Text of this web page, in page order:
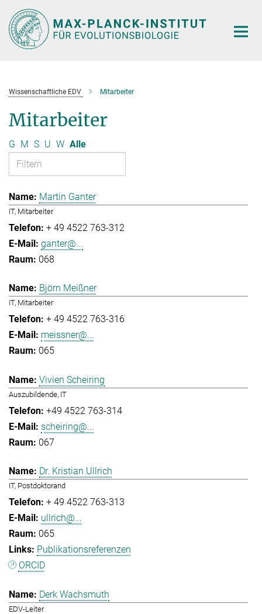
Hauptinhalt
Wissenschaftliche EDV Mitarbeiter
Mitarbeiter
G M S U W Alle
Martin Ganter
IT, Mitarbeiter
+ 49 4522 763-312
ganter@...
068
Björn Meißner
IT, Mitarbeiter
+ 49 4522 763-316
meissner@...
065
Vivien Scheiring
Auszubildende, IT
+49 4522 763-314
scheiring@...
067
Dr. Kristian Ullrich
IT, Postdoktorand
+ 49 4522 763-313
ullrich@...
065
Publikationsreferenzen
ORCID
Derk Wachsmuth
EDV-Leiter